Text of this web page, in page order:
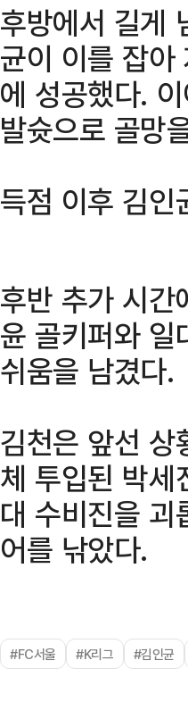
후방에서 길게
균이 이를 잡아
에 성공했다.
발슛으로 골망
득점 이후 김인
후반 추가 시
윤 골키퍼와 일
쉬움을 남겼다.
김천은 앞선
체 투입된 박세
대 수비진을
어를 낚았다.
#FC서울 #K리그 #김인균